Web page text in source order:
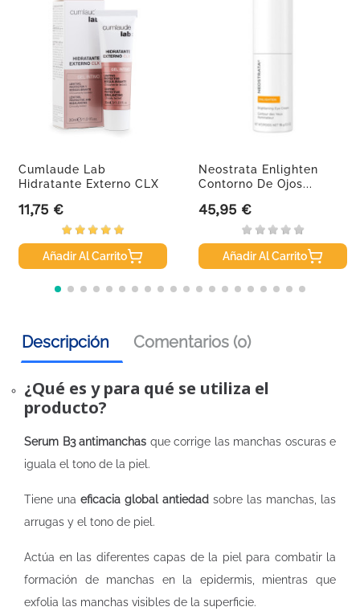
Cumlaude Lab
Hidratante Externo CLX
Precio
11,75 €
Añadir Al Carrito
Neostrata Enlighten
Contorno De Ojos...
Precio
45,95 €
Añadir Al Carrito
Descripción Comentarios (0)
¿Qué es y para qué se utiliza el
producto?
Serum B3 antimanchas que corrige las manchas oscuras e
iguala el tono de la piel.
Tiene una eficacia global antiedad sobre las manchas, las
arrugas y el tono de piel.
Actúa en las diferentes capas de la piel para combatir la
formación de manchas en la epidermis, mientras que
exfolia las manchas visibles de la superficie.